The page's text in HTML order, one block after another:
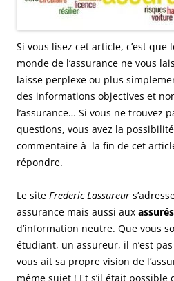
Si vous lisez cet article, c’est
monde de l’assurance ne vous
laisse perplexe ou plus
des informations objectives et
l’assurance… Si vous ne trouvez
questions, vous avez la
commentaire à la fin de cet
répondre.
Le site Frederic Lassureur
assurance mais aussi aux assurés
d’information neutre. Que vous
étudiant, un assureur, il n’est
vous ait sa propre vision de
même sujet ! Et s’il était